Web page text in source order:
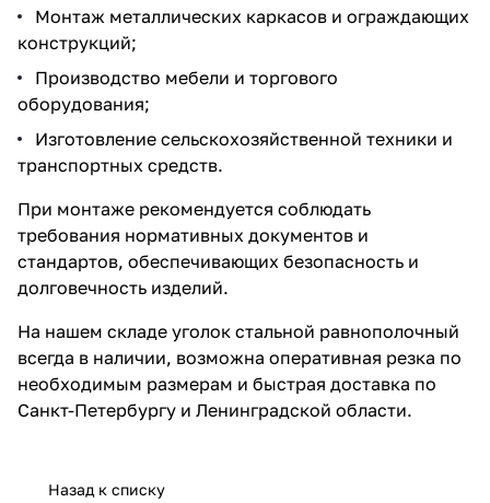
Монтаж металлических каркасов и ограждающих
конструкций;
Производство мебели и торгового
оборудования;
Изготовление сельскохозяйственной техники и
транспортных средств.
При монтаже рекомендуется соблюдать
требования нормативных документов и
стандартов, обеспечивающих безопасность и
долговечность изделий.
На нашем складе уголок стальной равнополочный
всегда в наличии, возможна оперативная резка по
необходимым размерам и быстрая доставка по
Санкт-Петербургу и Ленинградской области.
Назад к списку